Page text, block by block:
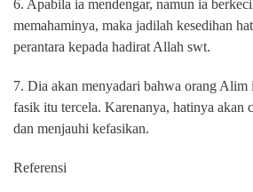
6. Apabila ia mendengar, namun ia
memahaminya, maka jadilah kesedihan
perantara kepada hadirat Allah swt.
7. Dia akan menyadari bahwa orang Alim
fasik itu tercela. Karenanya, hatinya akan
dan menjauhi kefasikan.
Referensi